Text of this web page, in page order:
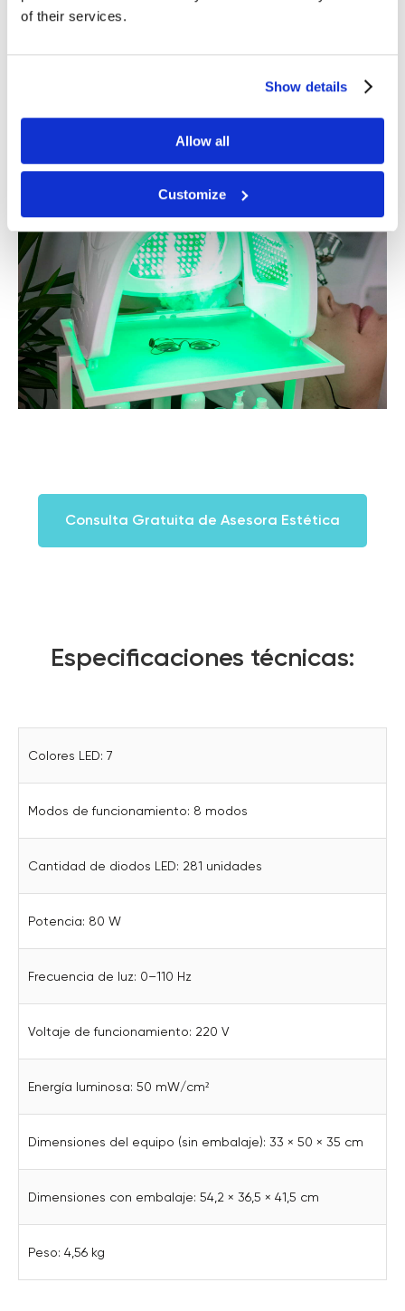
of their services.
Show details
Allow all
Customize
Piel saludable y radiante.
Reduce el tamaño de los poros.
Apoya la respuesta inmunológica de la piel.
Consulta Gratuita de Asesora Estética
Especificaciones técnicas:
Colores LED: 7
Modos de funcionamiento: 8 modos
Cantidad de diodos LED: 281 unidades
Potencia: 80 W
Frecuencia de luz: 0–110 Hz
Voltaje de funcionamiento: 220 V
Energía luminosa: 50 mW/cm²
Dimensiones del equipo (sin embalaje): 33 × 50 × 35 cm
Dimensiones con embalaje: 54,2 × 36,5 × 41,5 cm
Peso: 4,56 kg